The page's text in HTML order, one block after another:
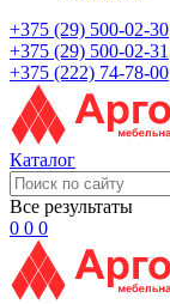
+375 (29) 500-02-30
+375 (29) 500-02-31
+375 (222) 74-78-00
Каталог
Все результаты
0 0 0